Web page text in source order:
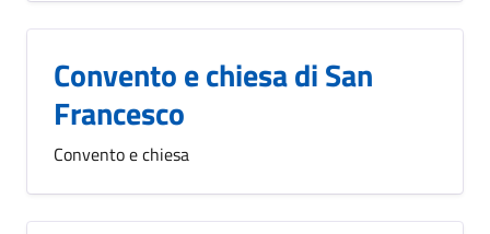
Convento e chiesa di San
Francesco
Convento e chiesa